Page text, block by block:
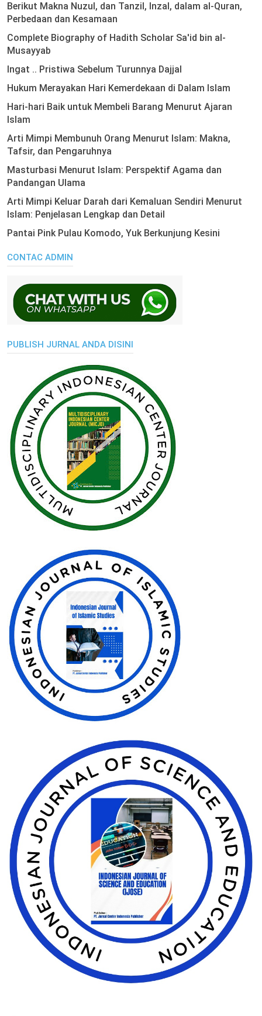
Berikut Makna Nuzul, dan Tanzil, Inzal, dalam al-Quran,
Perbedaan dan Kesamaan
Complete Biography of Hadith Scholar Sa'id bin al-
Musayyab
Ingat .. Pristiwa Sebelum Turunnya Dajjal
Hukum Merayakan Hari Kemerdekaan di Dalam Islam
Hari-hari Baik untuk Membeli Barang Menurut Ajaran
Islam
Arti Mimpi Membunuh Orang Menurut Islam: Makna,
Tafsir, dan Pengaruhnya
Masturbasi Menurut Islam: Perspektif Agama dan
Pandangan Ulama
Arti Mimpi Keluar Darah dari Kemaluan Sendiri Menurut
Islam: Penjelasan Lengkap dan Detail
Pantai Pink Pulau Komodo, Yuk Berkunjung Kesini
CONTAC ADMIN
PUBLISH JURNAL ANDA DISINI